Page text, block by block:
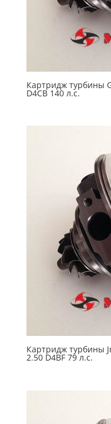
Картридж турбины
D4CB 140 л.с.
Картридж турбины
2.50 D4BF 79 л.с.